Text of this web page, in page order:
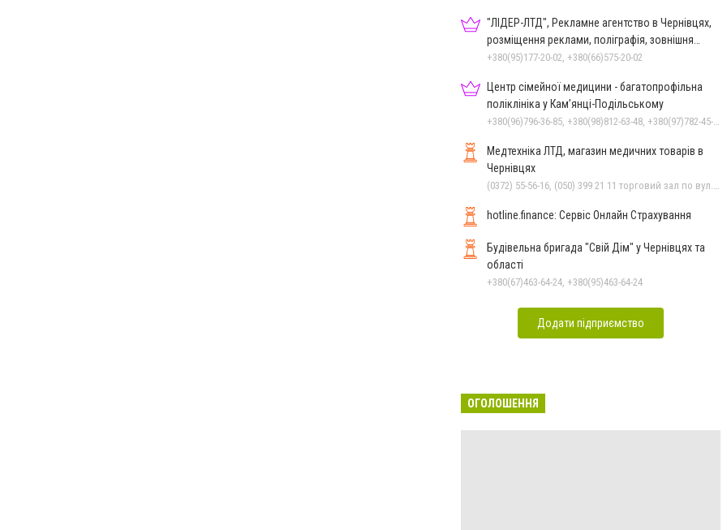
"ЛІДЕР-ЛТД", Рекламне агентство в Чернівцях,
розміщення реклами, поліграфія, зовнішня
реклама
+380(95)177-20-02, +380(66)575-20-02
Центр сімейної медицини - багатопрофільна
поліклініка у Кам’янці-Подільському
Медтехніка ЛТД, магазин медичних товарів в
Чернівцях
hotline.finance: Сервіс Онлайн Страхування
Будівельна бригада "Свій Дім" у Чернівцях та
області
+380(67)463-64-24, +380(95)463-64-24
Додати підприємство
ОГОЛОШЕННЯ